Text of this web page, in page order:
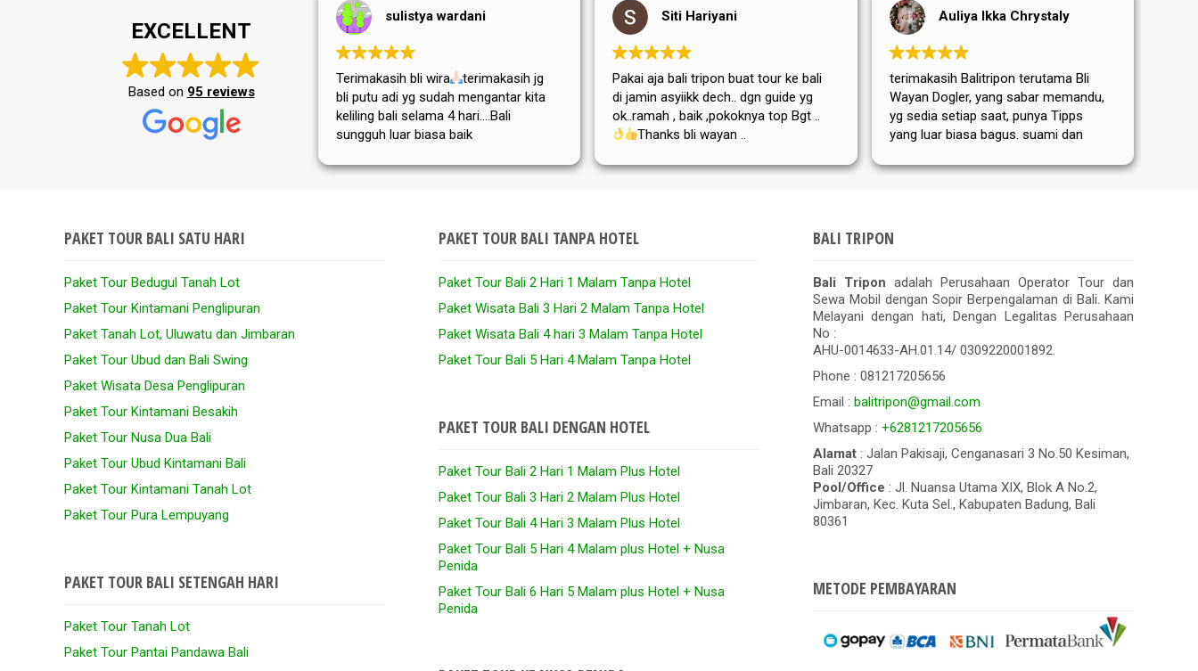
EXCELLENT
Based on 95 reviews
sulistya wardani
Terimakasih bli wira
terimakasih jg
bli putu adi yg sudah mengantar kita
keliling bali selama 4 hari....Bali
sungguh luar biasa baik
tempat wisatanya....semoga tripon
Siti Hariyani
Pakai aja bali tripon buat tour ke bali
di jamin asyiikk dech.. dgn guide yg
ok..ramah , baik ,pokoknya top Bgt ..
Thanks bli wayan ..
Auliya Ikka Chrystaly
terimakasih Balitripon terutama Bli
Wayan Dogler, yang sabar memandu,
yg sedia setiap saat, punya Tipps
yang luar biasa bagus. suami dan
sangat puas dan senang ditemanin
PAKET TOUR BALI SATU HARI
Paket Tour Bedugul Tanah Lot
Paket Tour Kintamani Penglipuran
Paket Tanah Lot, Uluwatu dan Jimbaran
Paket Tour Ubud dan Bali Swing
Paket Wisata Desa Penglipuran
Paket Tour Kintamani Besakih
Paket Tour Nusa Dua Bali
Paket Tour Ubud Kintamani Bali
Paket Tour Kintamani Tanah Lot
Paket Tour Pura Lempuyang
PAKET TOUR BALI SETENGAH HARI
Paket Tour Tanah Lot
Paket Tour Pantai Pandawa Bali
PAKET TOUR BALI TANPA HOTEL
Paket Tour Bali 2 Hari 1 Malam Tanpa Hotel
Paket Wisata Bali 3 Hari 2 Malam Tanpa Hotel
Paket Wisata Bali 4 hari 3 Malam Tanpa Hotel
Paket Tour Bali 5 Hari 4 Malam Tanpa Hotel
PAKET TOUR BALI DENGAN HOTEL
Paket Tour Bali 2 Hari 1 Malam Plus Hotel
Paket Tour Bali 3 Hari 2 Malam Plus Hotel
Paket Tour Bali 4 Hari 3 Malam Plus Hotel
Paket Tour Bali 5 Hari 4 Malam plus Hotel + Nusa
Penida
Paket Tour Bali 6 Hari 5 Malam plus Hotel + Nusa
Penida
BALI TRIPON
Bali Tripon adalah Perusahaan Operator Tour dan
Sewa Mobil dengan Sopir Berpengalaman di Bali. Kami
Melayani dengan hati, Dengan Legalitas Perusahaan
No :
AHU-0014633-AH.01.14/ 0309220001892.
Phone : 081217205656
Email : balitripon@gmail.com
Whatsapp : +6281217205656
Alamat: Jalan Pakisaji, Cenganasari 3 No.50 Kesiman,
Bali 20327
Pool/Office : Jl. Nuansa Utama XIX, Blok A No.2,
Jimbaran, Kec. Kuta Sel., Kabupaten Badung, Bali
80361
METODE PEMBAYARAN